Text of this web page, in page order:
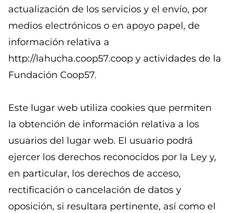
actualización de los servicios y el envío, por
medios electrónicos o en apoyo papel, de
información relativa a
http://lahucha.coop57.coop y actividades de la
Fundación Coop57.
Este lugar web utiliza cookies que permiten
la obtención de información relativa a los
usuarios del lugar web. El usuario podrá
ejercer los derechos reconocidos por la Ley y,
en particular, los derechos de acceso,
rectificación o cancelación de datos y
oposición, si resultara pertinente, así como el